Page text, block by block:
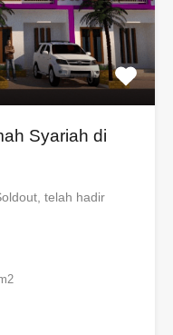
Syariah di
telah hadir